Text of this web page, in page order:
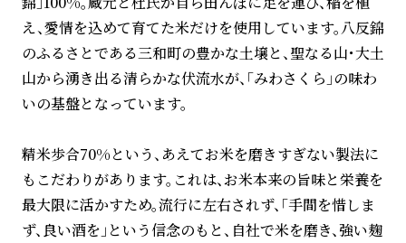
え、愛情を込めて育てた米だけを使用しています。八反錦
のふるさとである三和町の豊かな土壌と、聖なる山・大土
山から湧き出る清らかな伏流水が、「みわさくら」の味わ
いの基盤となっています。
精米歩合70%という、あえてお米を磨きすぎない製法に
もこだわりがあります。これは、お米本来の旨味と栄養を
最大限に活かすため。流行に左右されず、「手間を惜しま
ず、良い酒を」という信念のもと、自社で米を磨き、強い麹